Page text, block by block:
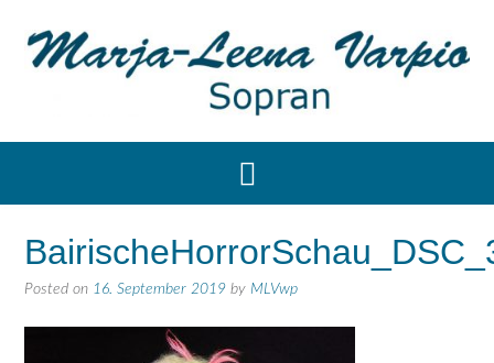
Posted on 16. September 2019 by MLVwp